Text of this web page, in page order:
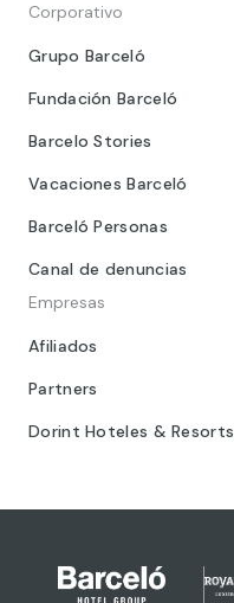
Corporativo
Grupo Barceló
Fundación Barceló
Barcelo Stories
Vacaciones Barceló
Barceló Personas
Canal de denuncias
Empresas
Afiliados
Partners
Dorint Hoteles & Resorts